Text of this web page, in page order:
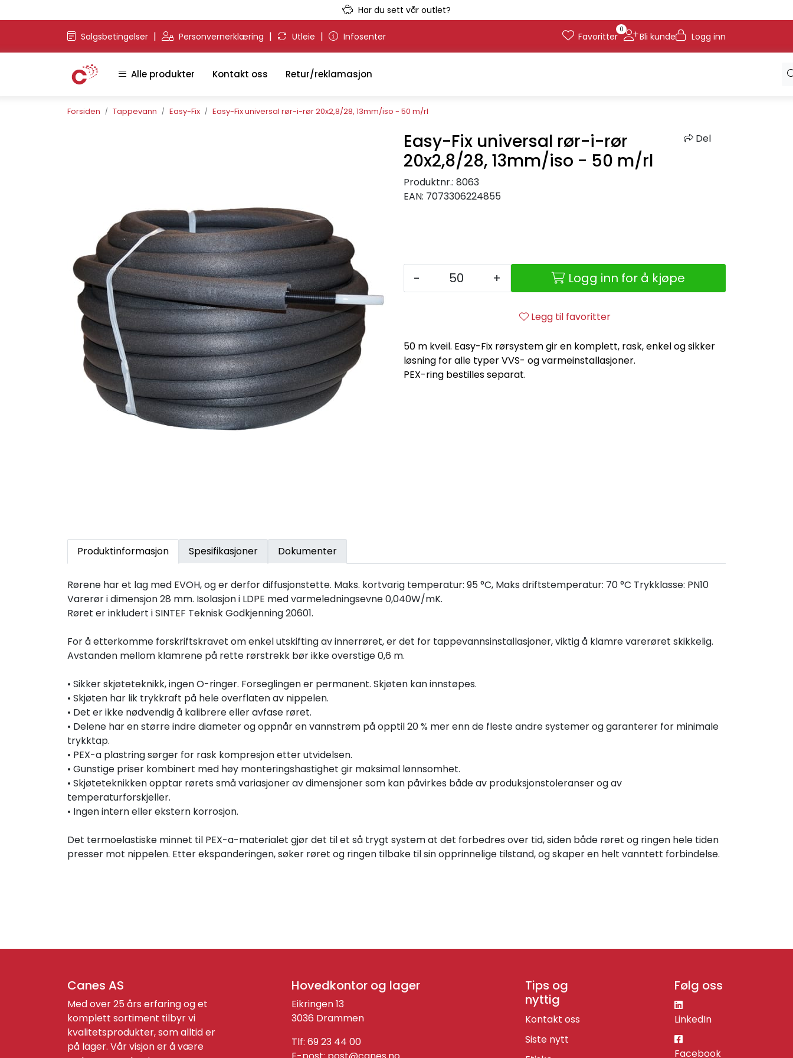
Har du sett vår outlet?
Salgsbetingelser | Personvernerklæring | Utleie | Infosenter
0
Favoritter Bli kunde Logg inn
Alle produkter Kontakt oss Retur/reklamasjon
Forsiden Tappevann Easy-Fix Easy-Fix universal rør-i-rør 20x2,8/28, 13mm/iso - 50 m/rl
Easy-Fix universal rør-i-rør
20x2,8/28, 13mm/iso - 50 m/rl
Produktnr.: 8063
EAN: 7073306224855
Del
- + Logg inn for å kjøpe
Legg til favoritter
50 m kveil. Easy-Fix rørsystem gir en komplett, rask, enkel og sikker
løsning for alle typer VVS- og varmeinstallasjoner.
PEX-ring bestilles separat.
Produktinformasjon Spesifikasjoner Dokumenter
Rørene har et lag med EVOH, og er derfor diffusjonstette. Maks. kortvarig temperatur: 95 °C, Maks driftstemperatur: 70 °C Trykklasse: PN10
Varerør i dimensjon 28 mm. Isolasjon i LDPE med varmeledningsevne 0,040W/mK.
Røret er inkludert i SINTEF Teknisk Godkjenning 20601.
For å etterkomme forskriftskravet om enkel utskifting av innerrøret, er det for tappevannsinstallasjoner, viktig å klamre varerøret skikkelig.
Avstanden mellom klamrene på rette rørstrekk bør ikke overstige 0,6 m.
• Sikker skjøteteknikk, ingen O-ringer. Forseglingen er permanent. Skjøten kan innstøpes.
• Skjøten har lik trykkraft på hele overflaten av nippelen.
• Det er ikke nødvendig å kalibrere eller avfase røret.
• Delene har en større indre diameter og oppnår en vannstrøm på opptil 20 % mer enn de fleste andre systemer og garanterer for minimale
trykktap.
• PEX-a plastring sørger for rask kompresjon etter utvidelsen.
• Gunstige priser kombinert med høy monteringshastighet gir maksimal lønnsomhet.
• Skjøteteknikken opptar rørets små variasjoner av dimensjoner som kan påvirkes både av produksjonstoleranser og av
temperaturforskjeller.
• Ingen intern eller ekstern korrosjon.
Det termoelastiske minnet til PEX-a-materialet gjør det til et så trygt system at det forbedres over tid, siden både røret og ringen hele tiden
presser mot nippelen. Etter ekspanderingen, søker røret og ringen tilbake til sin opprinnelige tilstand, og skaper en helt vanntett forbindelse.
Canes AS
Med over 25 års erfaring og et
komplett sortiment tilbyr vi
kvalitetsprodukter, som alltid er
på lager. Vår visjon er å være
Hovedkontor og lager
Eikringen 13
3036 Drammen
Tlf: 69 23 44 00
Tips og
nyttig
Kontakt oss
Siste nytt
Følg oss
LinkedIn
Facebook